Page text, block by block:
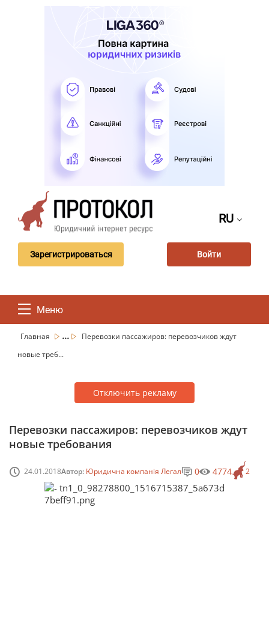
RU
Зарегистрироваться Войти
Меню
Главная ...
Перевозки пассажиров: перевозчиков ждут
новые треб...
Отключить рекламу
Перевозки пассажиров: перевозчиков ждут
новые требования
24.01.2018Автор: Юридична компанія Легал 2
0 4774